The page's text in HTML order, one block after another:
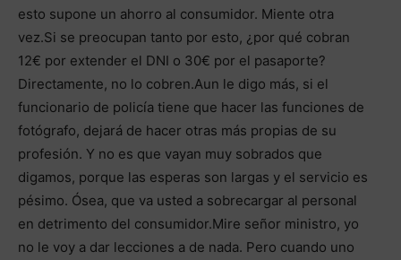
esto supone un ahorro al consumidor. Miente otra
vez.Si se preocupan tanto por esto, ¿por qué cobran
12€ por extender el DNI o 30€ por el pasaporte?
Directamente, no lo cobren.Aun le digo más, si el
funcionario de policía tiene que hacer las funciones de
fotógrafo, dejará de hacer otras más propias de su
profesión. Y no es que vayan muy sobrados que
digamos, porque las esperas son largas y el servicio es
pésimo. Ósea, que va usted a sobrecargar al personal
en detrimento del consumidor.Mire señor ministro, yo
no le voy a dar lecciones a de nada. Pero cuando uno